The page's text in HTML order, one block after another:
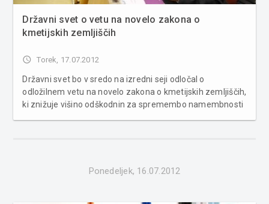
Državni svet o vetu na novelo zakona o
kmetijskih zemljiščih
access_time Torek, 17.07.2012
Državni svet bo v sredo na izredni seji odločal o
odložilnem vetu na novelo zakona o kmetijskih zemljiščih,
ki znižuje višino odškodnin za spremembo namembnosti
Ponedeljek, 16.07.2012